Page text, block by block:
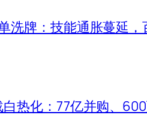
洗牌：技能通胀蔓延
热化：77亿并购、